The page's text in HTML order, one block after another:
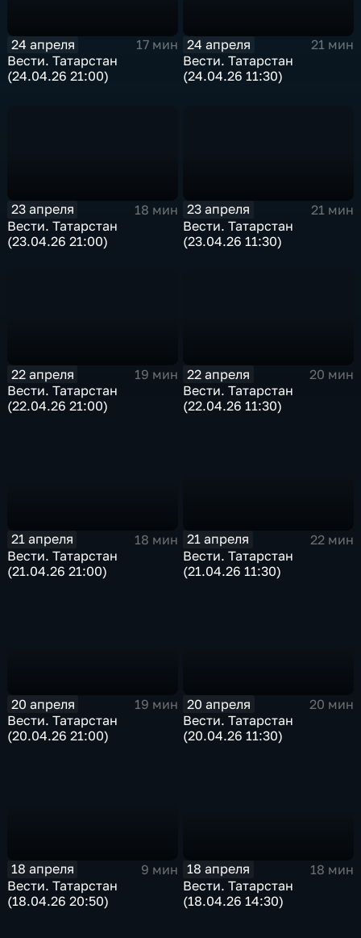
24 апреля
17 мин
Вести. Татарстан
(24.04.26 21:00)
24 апреля
21 мин
Вести. Татарстан
(24.04.26 11:30)
23 апреля
18 мин
Вести. Татарстан
(23.04.26 21:00)
23 апреля
21 мин
Вести. Татарстан
(23.04.26 11:30)
22 апреля
19 мин
Вести. Татарстан
(22.04.26 21:00)
22 апреля
20 мин
Вести. Татарстан
(22.04.26 11:30)
21 апреля
18 мин
Вести. Татарстан
(21.04.26 21:00)
21 апреля
22 мин
Вести. Татарстан
(21.04.26 11:30)
20 апреля
19 мин
Вести. Татарстан
(20.04.26 21:00)
20 апреля
20 мин
Вести. Татарстан
(20.04.26 11:30)
18 апреля
9 мин
Вести. Татарстан
(18.04.26 20:50)
18 апреля
18 мин
Вести. Татарстан
(18.04.26 14:30)